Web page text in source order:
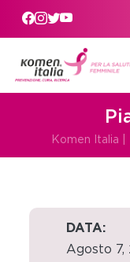
Skip to main content
Komen Italia
DATA:
Agosto 7,